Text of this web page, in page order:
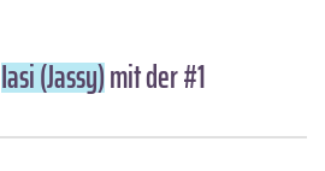
Iasi (Jassy)mit der #1